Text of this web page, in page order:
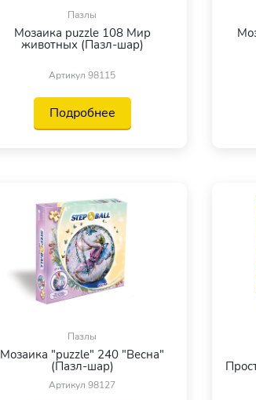
Пазлы
Мозаика puzzle 108 Мир
животных (Пазл-шар)
Артикул 98115
Подробнее
Пазлы
Мозаика "puzzle" 240 "Весна"
(Пазл-шар)
Артикул 98127